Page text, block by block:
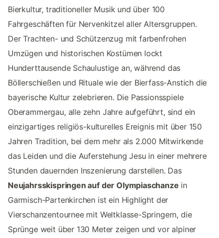
Bierkultur, traditioneller Musik und über 100
Fahrgeschäften für Nervenkitzel aller Altersgruppen.
Der Trachten- und Schützenzug mit farbenfrohen
Umzügen und historischen Kostümen lockt
Hunderttausende Schaulustige an, während das
Böllerschießen und Rituale wie der Bierfass-Anstich die
bayerische Kultur zelebrieren. Die Passionsspiele
Oberammergau, alle zehn Jahre aufgeführt, sind ein
einzigartiges religiös-kulturelles Ereignis mit über 150
Jahren Tradition, bei dem mehr als 2.000 Mitwirkende
das Leiden und die Auferstehung Jesu in einer mehrere
Stunden dauernden Inszenierung darstellen. Das
Neujahrsskispringen auf der Olympiaschanze in
Garmisch-Partenkirchen ist ein Highlight der
Vierschanzentournee mit Weltklasse-Springern, die
Sprünge weit über 130 Meter zeigen und vor alpiner